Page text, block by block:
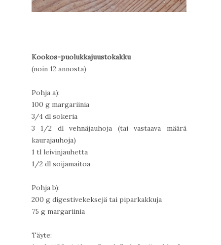
Kookos-puolukkajuustokakku
(noin 12 annosta)
Pohja a):
100 g margariinia
3/4 dl sokeria
3 1/2 dl vehnäjauhoja (tai vastaava määrä
kaurajauhoja)
1 tl leivinjauhetta
1/2 dl soijamaitoa
Pohja b):
200 g digestivekeksejä tai piparkakkuja
75 g margariinia
Täyte: